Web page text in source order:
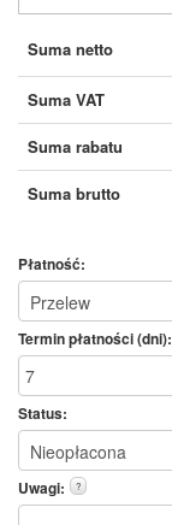
Suma netto
Suma VAT
Suma rabatu
Suma brutto
Płatność:
Termin płatności (dni):
Status:
Uwagi: ?